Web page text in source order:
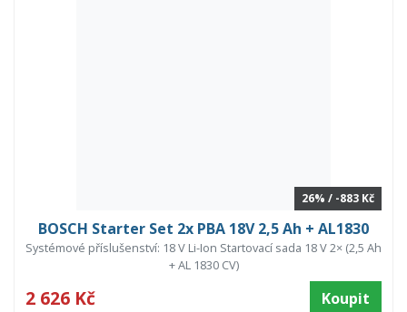
26% / -883 Kč
BOSCH Starter Set 2x PBA 18V 2,5 Ah + AL1830
Systémové příslušenství: 18 V Li-Ion Startovací sada 18 V 2× (2,5 Ah
+ AL 1830 CV)
2 626 Kč Koupit